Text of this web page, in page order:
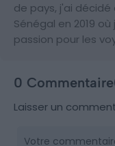
de pays, j'ai
Sénégal en 2019
passion pour les
0
Laisser un